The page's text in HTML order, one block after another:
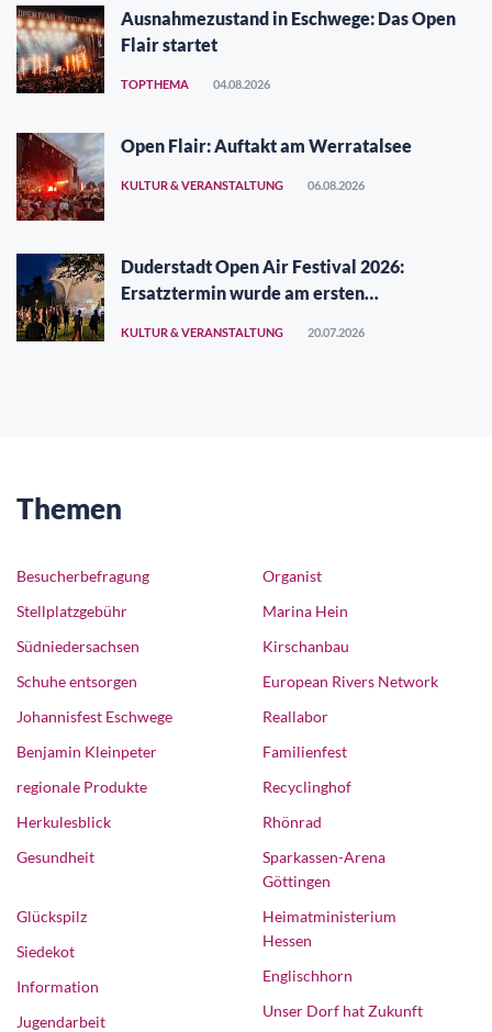
Ausnahmezustand in Eschwege: Das Open
Flair startet
TOPTHEMA 04.08.2026
Open Flair: Auftakt am Werratalsee
KULTUR & VERANSTALTUNG 06.08.2026
Duderstadt Open Air Festival 2026:
Ersatztermin wurde am ersten
KULTUR & VERANSTALTUNG 20.07.2026
Themen
Besucherbefragung
Stellplatzgebühr
Südniedersachsen
Schuhe entsorgen
Johannisfest Eschwege
Benjamin Kleinpeter
regionale Produkte
Herkulesblick
Gesundheit
Organist
Marina Hein
Kirschanbau
European Rivers Network
Reallabor
Familienfest
Recyclinghof
Rhönrad
Sparkassen-Arena
Göttingen
Glückspilz
Siedekot
Information
Jugendarbeit
Heimatministerium
Hessen
Englischhorn
Unser Dorf hat Zukunft